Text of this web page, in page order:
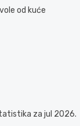
od kuće
za jul 2026.